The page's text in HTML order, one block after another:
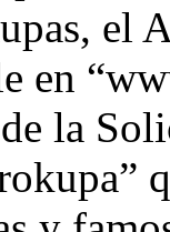
el
en
la